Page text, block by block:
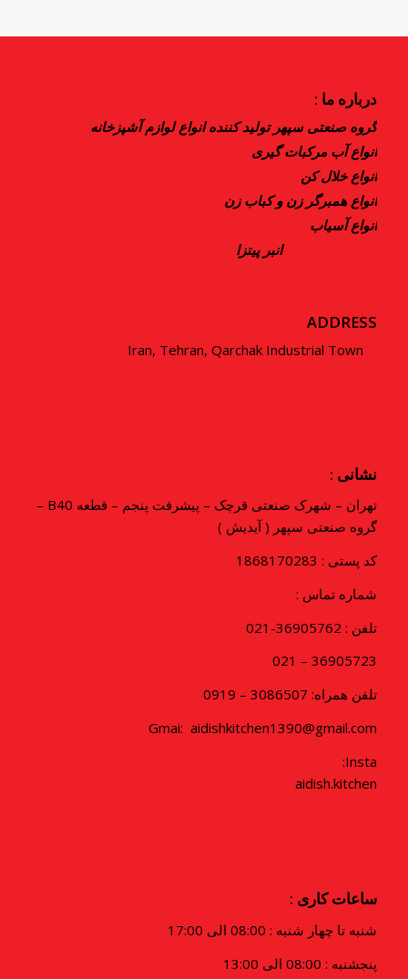
درباره ما :
گروه صنعتی سپهر تولید کننده انواع لوازم آشپزخانه
انواع آب مرکبات گیری
انواع خلال کن
انواع همبرگر زن و کباب زن
انواع آسیاب
انبر پیتزا
ADDRESS
Iran, Tehran, Qarchak Industrial Town
نشانی :
تهران – شهرک صنعتی قرچک – پیشرفت پنجم – قطعه B40 –
گروه صنعتی سپهر ( آیدیش )
کد پستی : 1868170283
شماره تماس :
تلفن : 36905762-021
36905723 – 021
تلفن همراه: 3086507 – 0919
Gmai: aidishkitchen1390@gmail.com
Insta:
aidish.kitchen
ساعات کاری :
شنبه تا چهار شنبه : 08:00 الی 17:00
پنجشنبه : 08:00 الی 13:00